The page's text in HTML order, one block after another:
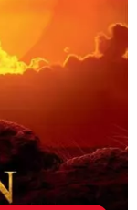
seances,
streaming,
annonce,